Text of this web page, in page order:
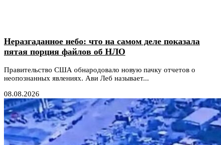
Неразгаданное небо: что на самом деле показала
пятая порция файлов об НЛО
Правительство США обнародовало новую пачку отчетов о
неопознанных явлениях. Ави Леб называет...
08.08.2026